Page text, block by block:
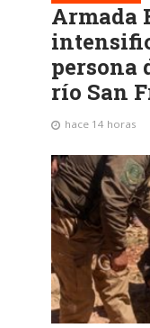
Armada
persona
río San
hace 14 horas